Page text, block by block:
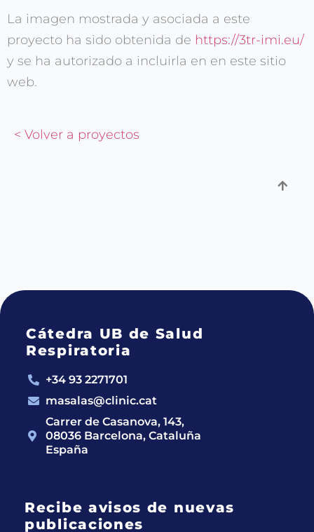
La imagen mostrada y asociada a este
proyecto ha sido obtenida de https://3tr-imi.eu/
y se ha autorizado a incluirla en en este sitio
web.
< Volver a proyectos
Cátedra UB de Salud
Respiratoria
+34 93 2271701
masalas@clinic.cat
Carrer de Casanova, 143,
08036 Barcelona, Cataluña
España
Recibe avisos de nuevas
publicaciones